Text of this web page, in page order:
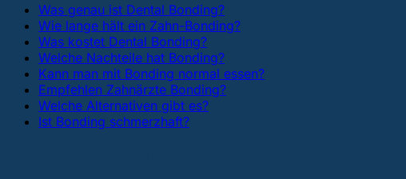
Was genau ist Dental Bonding?
Wie lange hält ein Zahn-Bonding?
Was kostet Dental Bonding?
Welche Nachteile hat Bonding?
Kann man mit Bonding normal essen?
Empfehlen Zahnärzte Bonding?
Welche Alternativen gibt es?
Ist Bonding schmerzhaft?